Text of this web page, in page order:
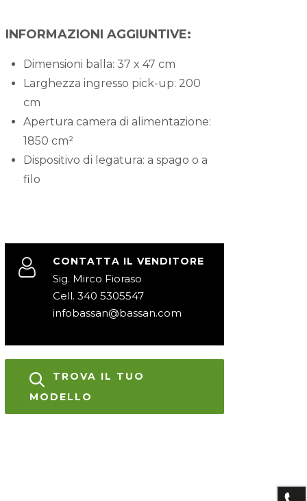
INFORMAZIONI AGGIUNTIVE:
Dimensioni balla: 37 x 47 cm
Larghezza ingresso pick-up: 200
cm
Apertura camera di alimentazione:
1850 cm²
Dispositivo di legatura: a spago o a
filo
CONTATTA IL VENDITORE
Sig. Mirco Fioraso
Cell. 340 5305547
infobassan@bassan.com
TROVA IL TUO
MODELLO